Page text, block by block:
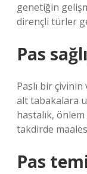
genetiğin
dirençli türler
Pas
Paslı bir
alt tabakalara
hastalık, önlem
takdirde
Pas